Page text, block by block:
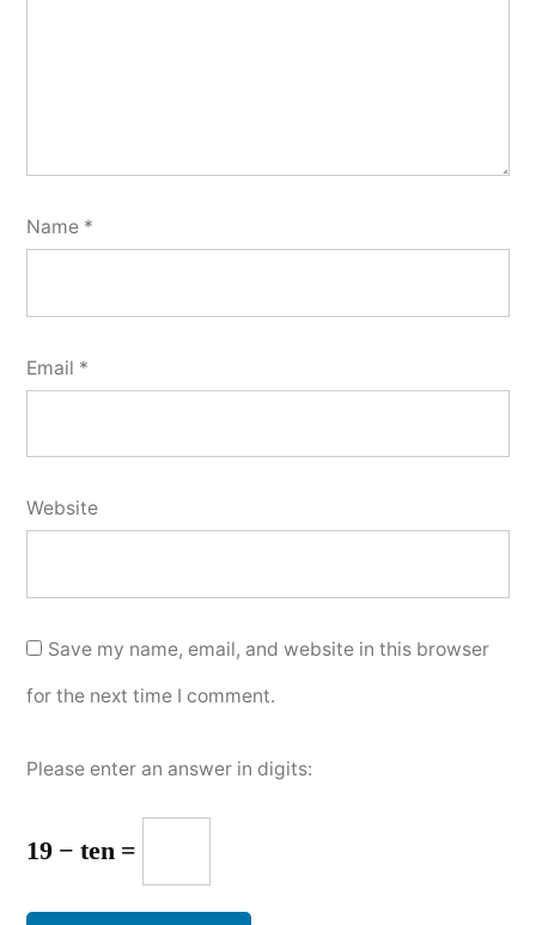
Name *
Email *
Website
Save my name, email, and website in this browser
for the next time I comment.
Please enter an answer in digits:
19 − ten =